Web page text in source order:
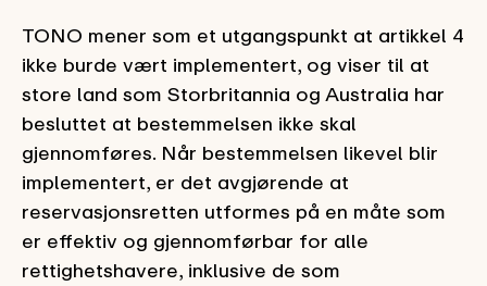
TONO mener som et utgangspunkt at artikkel 4
ikke burde vært implementert, og viser til at
store land som Storbritannia og Australia har
besluttet at bestemmelsen ikke skal
gjennomføres. Når bestemmelsen likevel blir
implementert, er det avgjørende at
reservasjonsretten utformes på en måte som
er effektiv og gjennomførbar for alle
rettighetshavere, inklusive de som